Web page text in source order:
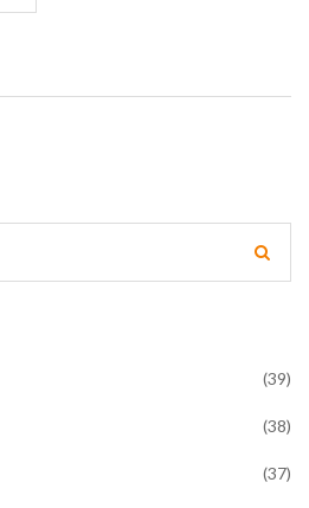
všechna ta námaha jít
(39)
(38)
(37)